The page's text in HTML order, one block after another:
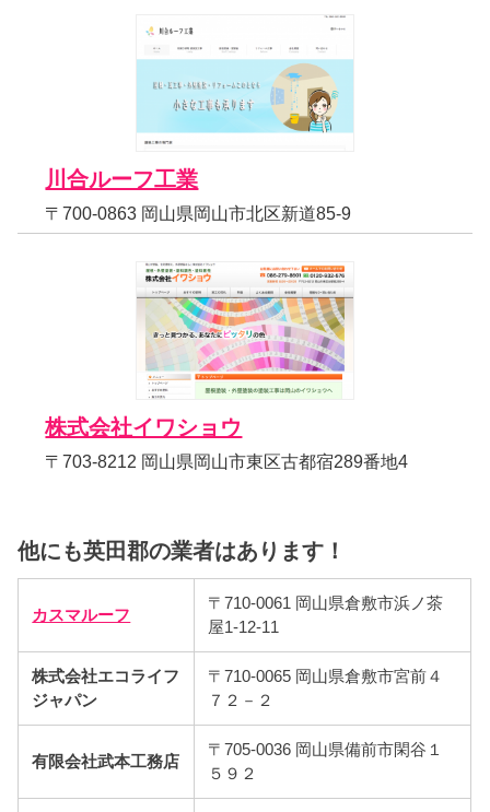
川合ルーフ工業
〒700-0863 岡山県岡山市北区新道85-9
株式会社イワショウ
〒703-8212 岡山県岡山市東区古都宿289番地4
他にも英田郡の業者はあります！
カスマルーフ
〒710-0061 岡山県倉敷市浜ノ茶
屋1-12-11
株式会社エコライフ
ジャパン
〒710-0065 岡山県倉敷市宮前４
７２－２
有限会社武本工務店
〒705-0036 岡山県備前市閑谷１
５９２